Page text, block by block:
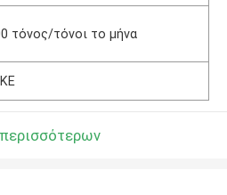
τόνος/τόνοι το μήνα